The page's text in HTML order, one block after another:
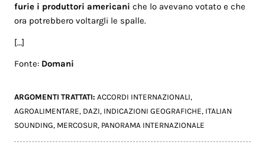
furie i produttori americani che lo avevano votato e che
ora potrebbero voltargli le spalle.
[…]
Fonte: Domani
ARGOMENTI TRATTATI:ACCORDI INTERNAZIONALI,
AGROALIMENTARE, DAZI, INDICAZIONI GEOGRAFICHE, ITALIAN
SOUNDING, MERCOSUR, PANORAMA INTERNAZIONALE